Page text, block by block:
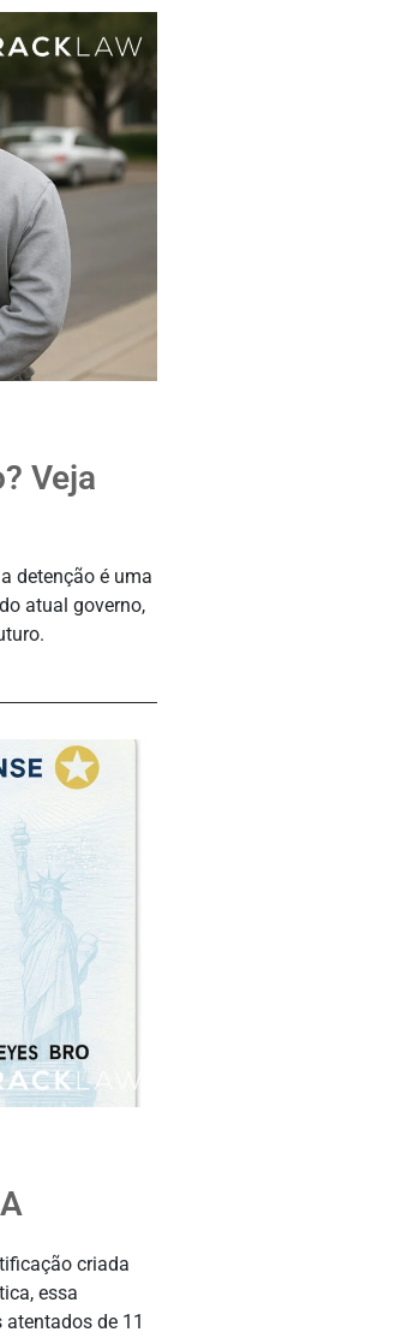
Veja
detenção é uma
atual governo,
criada
essa
de 11